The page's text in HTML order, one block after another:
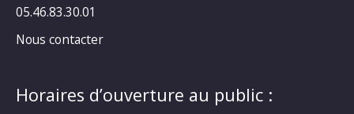
05.46.83.30.01
Nous contacter
Horaires d’ouverture au public :